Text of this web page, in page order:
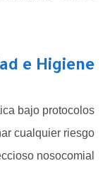
e Higiene
bajo protocolos
cualquier riesgo
nosocomial.